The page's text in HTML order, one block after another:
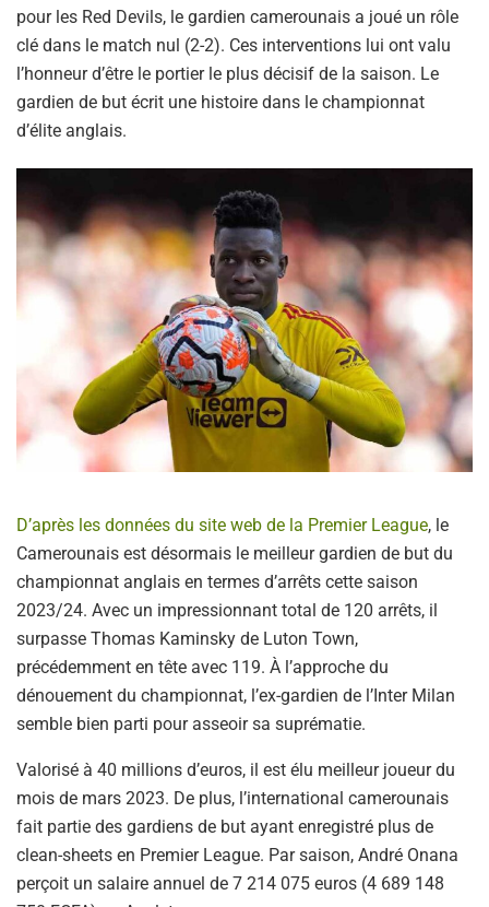
pour les Red Devils, le gardien camerounais a joué un rôle
clé dans le match nul (2-2). Ces interventions lui ont valu
l’honneur d’être le portier le plus décisif de la saison. Le
gardien de but écrit une histoire dans le championnat
d’élite anglais.
D’après les données du site web de la Premier League, le
Camerounais est désormais le meilleur gardien de but du
championnat anglais en termes d’arrêts cette saison
2023/24. Avec un impressionnant total de 120 arrêts, il
surpasse Thomas Kaminsky de Luton Town,
précédemment en tête avec 119. À l’approche du
dénouement du championnat, l’ex-gardien de l’Inter Milan
semble bien parti pour asseoir sa suprématie.
Valorisé à 40 millions d’euros, il est élu meilleur joueur du
mois de mars 2023. De plus, l’international camerounais
fait partie des gardiens de but ayant enregistré plus de
clean-sheets en Premier League. Par saison, André Onana
perçoit un salaire annuel de 7 214 075 euros (4 689 148